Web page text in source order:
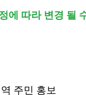
에 따라 변경 될
주민 홍보